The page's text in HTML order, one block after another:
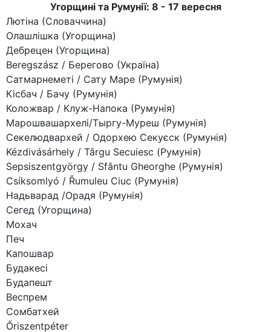
Угорщині та Румунії: 8 - 17 вересня
Лютіна (Словаччина)
Олашлішка (Угорщина)
Дебрецен (Угорщина)
Beregszász / Берегово (Україна)
Сатмарнеметі / Сату Маре (Румунія)
Кісбач / Бачу (Румунія)
Коложвар / Клуж-Напока (Румунія)
Марошвашархелі/Тыргу-Муреш (Румунія)
Секелюдвархей / Одорхею Секуєск (Румунія)
Kézdivásárhely / Târgu Secuiesc (Румунія)
Sepsiszentgyörgy / Sfântu Gheorghe (Румунія)
Csíksomlyó / Řumuleu Ciuc (Румунія)
Надьварад /Орадя (Румунія)
Сегед (Угорщина)
Мохач
Печ
Капошвар
Будакесі
Будапешт
Веспрем
Сомбатхей
Őriszentpéter